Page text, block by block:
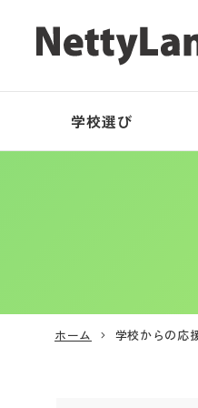
学校選び
ホーム 学校からの応